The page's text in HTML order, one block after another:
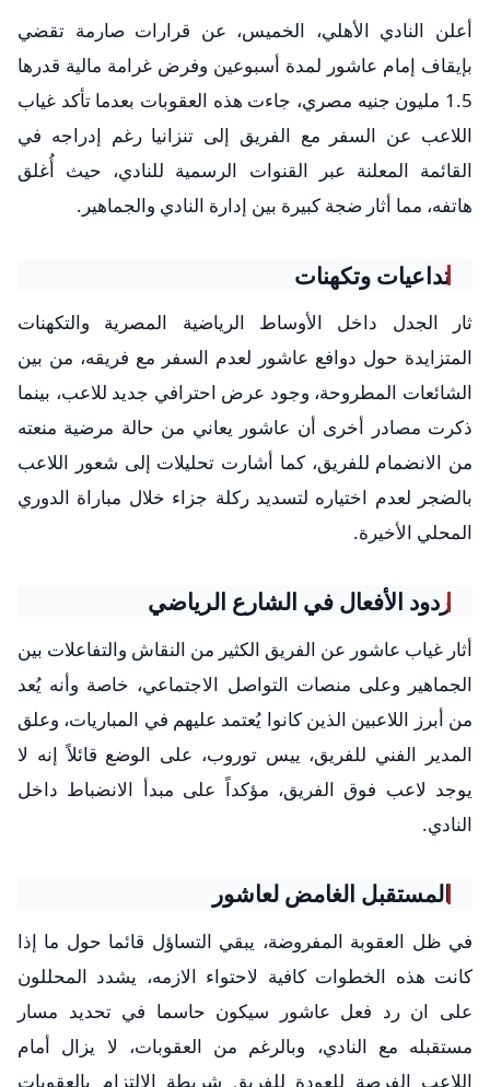
أعلن النادي الأهلي، الخميس، عن قرارات صارمة تقضي
بإيقاف إمام عاشور لمدة أسبوعين وفرض غرامة مالية قدرها
1.5 مليون جنيه مصري، جاءت هذه العقوبات بعدما تأكد غياب
اللاعب عن السفر مع الفريق إلى تنزانيا رغم إدراجه في
القائمة المعلنة عبر القنوات الرسمية للنادي، حيث أُغلق
هاتفه، مما أثار ضجة كبيرة بين إدارة النادي والجماهير.
تداعيات وتكهنات
ثار الجدل داخل الأوساط الرياضية المصرية والتكهنات
المتزايدة حول دوافع عاشور لعدم السفر مع فريقه، من بين
الشائعات المطروحة، وجود عرض احترافي جديد للاعب، بينما
ذكرت مصادر أخرى أن عاشور يعاني من حالة مرضية منعته
من الانضمام للفريق، كما أشارت تحليلات إلى شعور اللاعب
بالضجر لعدم اختياره لتسديد ركلة جزاء خلال مباراة الدوري
المحلي الأخيرة.
ردود الأفعال في الشارع الرياضي
أثار غياب عاشور عن الفريق الكثير من النقاش والتفاعلات بين
الجماهير وعلى منصات التواصل الاجتماعي، خاصة وأنه يُعد
من أبرز اللاعبين الذين كانوا يُعتمد عليهم في المباريات، وعلق
المدير الفني للفريق، ييس توروب، على الوضع قائلاً إنه لا
يوجد لاعب فوق الفريق، مؤكداً على مبدأ الانضباط داخل
النادي.
المستقبل الغامض لعاشور
في ظل العقوبة المفروضة، يبقي التساؤل قائما حول ما إذا
كانت هذه الخطوات كافية لاحتواء الازمه، يشدد المحللون
على ان رد فعل عاشور سيكون حاسما في تحديد مسار
مستقبله مع النادي، وبالرغم من العقوبات، لا يزال أمام
اللاعب الفرصة للعودة للفريق شريطة الالتزام بالعقوبات